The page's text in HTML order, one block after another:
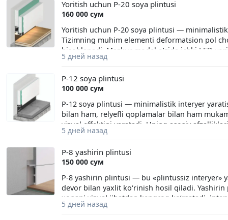
xavfini sezilarli darajada kamaytiradi. Eng
deformatsiyalar bilan bog‘liq.
natijasida uning o‘lchamlari o‘zgarishi bilan
Yoritish uchun P-20 soya plintusi
160 000 сум
Yoritish uchun P-20 soya plintusi —
Tizimning muhim elementi deformatsion pol
hisoblanadi. Mazkur model o‘zida ichki LED
o‘lchamlarini saqlab qoladi. P-20 soya
devor» vizual effekti beriladi.
5 дней назад
P-12 soya plintusi
100 000 сум
P-12 soya plintusi — minimalistik interyer
bilan ham, relyefli qoplamalar bilan ham
vizual effektini yaratadi. Uning asosiy
Natijada mebellarni devorga zich joylashtirish
5 дней назад
P-8 yashirin plintusi
150 000 сум
P-8 yashirin plintusi — bu «plintussiz interyer»
devor bilan yaxlit ko‘rinish hosil qiladi.
xonani vizual jihatdan kengroq ko‘rsatadi,
makonning zamonaviy va hashamatli
5 дней назад